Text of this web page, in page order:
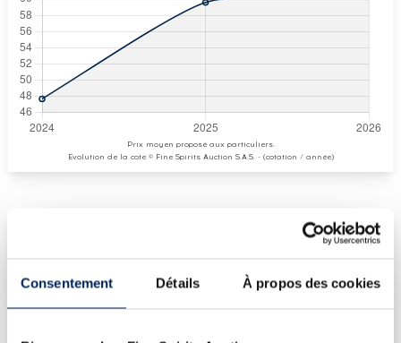
Consentement Détails À propos des cookies
Prix moyen proposé aux particuliers.
Evolution de la cote © Fine Spirits Auction S.A.S. - (cotation / année)
61